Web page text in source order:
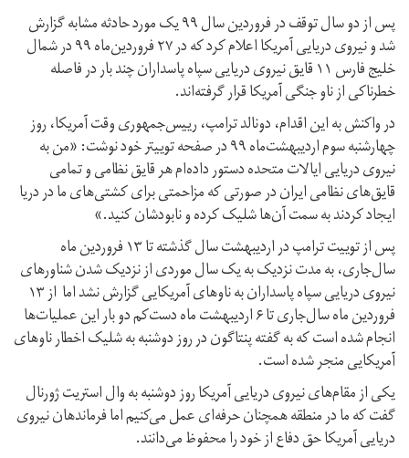
پس از دو سال توقف در فروردین سال ۹۹ یک مورد حادثه مشابه گزارش
شد و نیروی دریایی آمریکا اعلام کرد که در ۲۷ فروردین‌ماه ۹۹ در شمال
خلیج فارس ۱۱ قایق نیروی دریایی سپاه پاسداران چند بار در فاصله
خطرناکی از ناو جنگی آمریکا قرار گرفته‌اند.
در واکنش به این اقدام، دونالد ترامپ،‌ رییس‌جمهوری وقت آمریکا،‌ روز
چهارشنبه سوم اردیبهشت‌ماه ۹۹ در صفحه توییتر خود نوشت: «من به
نیروی دریایی ایالات متحده دستور داده‌ام هر قایق نظامی و تمامی
قایق‌های نظامی ایران در صورتی که مزاحمتی برای کشتی‌های ما در دریا
ایجاد کردند به سمت آن‌ها شلیک کرده و نابودشان کنید.»
پس از توییت ترامپ در اردیبهشت سال گذشته تا ۱۳ فروردین ماه
سال‌جاری، به مدت نزدیک به یک سال موردی از نزدیک شدن شناورهای
نیروی دریایی سپاه پاسداران به ناوهای آمریکایی گزارش نشد اما از ۱۳
فروردین ماه سال‌جاری تا ۶ اردیبهشت ماه دست‌کم دو بار این عملیات‌ها
انجام شده است که به گفته پنتاگون در روز دوشنبه به شلیک اخطار ناوهای
آمریکایی منجر شده است.
یکی از مقام‌های نیروی دریایی آمریکا روز دوشنبه به وال استریت ژورنال
گفت که ما در منطقه همچنان حرفه‌ای عمل می‌کنیم اما فرماندهان نیروی
دریایی آمریکا حق دفاع از خود را محفوظ می‌دانند.